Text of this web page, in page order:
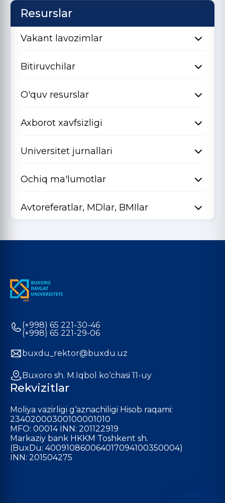
Resurslar
Vakant lavozimlar
Bitiruvchilar
O'quv resurslar
Axborot xavfsizligi
Universitet jurnallari
Ochiq ma'lumotlar
Avtoreferatlar, MDlar, BMIlar
(+998) 65 221-30-46
(+998) 65 221-29-06
buxdu_rektor@buxdu.uz
Buxoro sh. M.Iqbol ko‘chasi 11-uy
Rekvizitlar
Moliya vazirligi g‘aznachiligi Hisob raqami:
23402000300100001010
MFO: 00014 INN: 201122919
Markaziy bank HKKM Toshkent sh.
(BuxDu: 400910860064017094100350004)
INN: 201504275